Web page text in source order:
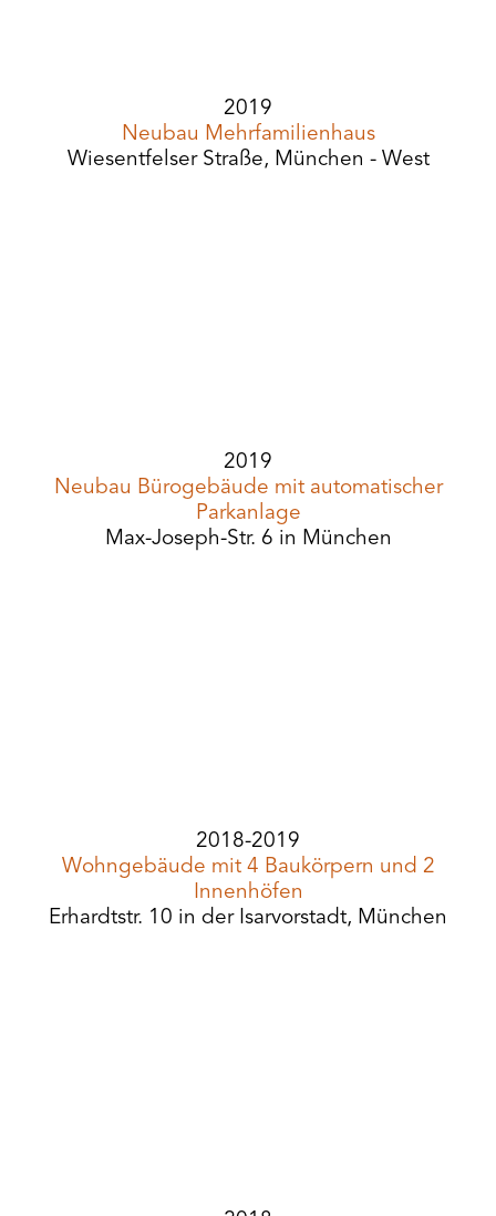
2019
Neubau Mehrfamilienhaus
Wiesentfelser Straße, München - West
2019
Neubau Bürogebäude mit automatischer
Parkanlage
Max-Joseph-Str. 6 in München
2018-2019
Wohngebäude mit 4 Baukörpern und 2
Innenhöfen
Erhardtstr. 10 in der Isarvorstadt, München